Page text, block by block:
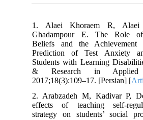
1. Alaei Khoraem R,
Ghadampour E. The Role
Beliefs and the
Prediction of Test Anxiety
Students with Learning
& Research in Applied
2017;18(3):109–17. [Persian] [
2. Arabzadeh M, Kadivar P,
effects of teaching self-
strategy on students’ social